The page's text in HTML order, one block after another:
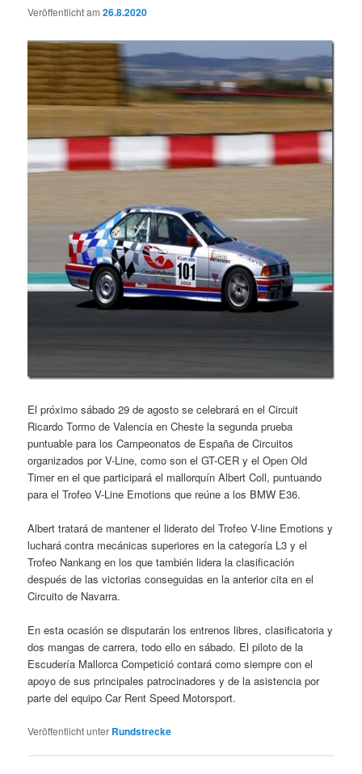
Veröffentlicht am26.8.2020
El próximo sábado 29 de agosto se celebrará en el Circuit
Ricardo Tormo de Valencia en Cheste la segunda prueba
puntuable para los Campeonatos de España de Circuitos
organizados por V-Line, como son el GT-CER y el Open Old
Timer en el que participará el mallorquín Albert Coll, puntuando
para el Trofeo V-Line Emotions que reúne a los BMW E36.
Albert tratará de mantener el liderato del Trofeo V-line Emotions y
luchará contra mecánicas superiores en la categoría L3 y el
Trofeo Nankang en los que también lidera la clasificación
después de las victorias conseguidas en la anterior cita en el
Circuito de Navarra.
En esta ocasión se disputarán los entrenos libres, clasificatoria y
dos mangas de carrera, todo ello en sábado. El piloto de la
Escudería Mallorca Competició contará como siempre con el
apoyo de sus principales patrocinadores y de la asistencia por
parte del equipo Car Rent Speed Motorsport.
Veröffentlicht unter Rundstrecke